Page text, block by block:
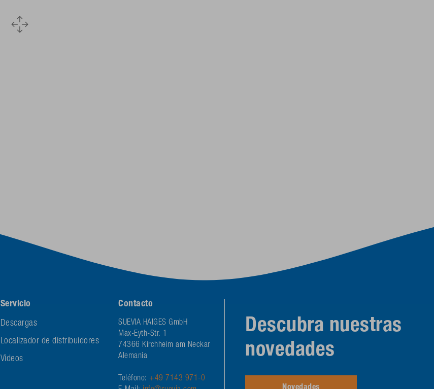
Servicio
Descargas
Localizador de distribuidores
Videos
Contacto
SUEVIA HAIGES GmbH
Max-Eyth-Str. 1
74366 Kirchheim am Neckar
Alemania
Teléfono:+49 7143 971-0
Descubra nuestras
novedades